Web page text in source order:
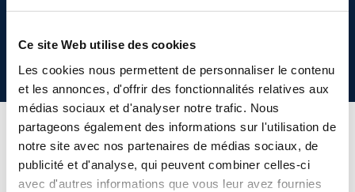
Ce site Web utilise des cookies
Les cookies nous permettent de personnaliser le contenu
et les annonces, d'offrir des fonctionnalités relatives aux
médias sociaux et d'analyser notre trafic. Nous
partageons également des informations sur l'utilisation de
notre site avec nos partenaires de médias sociaux, de
publicité et d'analyse, qui peuvent combiner celles-ci
avec d'autres informations que vous leur avez fournies
ADRES
Marcel Thirylaan 111
1200 Sint-Lambrechts-Woluwe